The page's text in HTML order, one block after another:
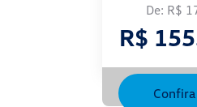
De: R$
R$